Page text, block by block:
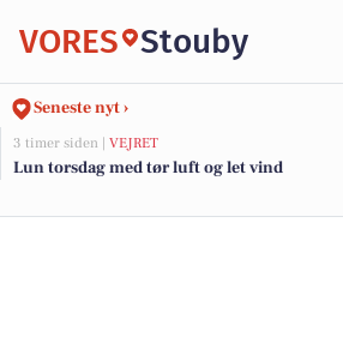
VORES Stouby
Seneste nyt ›
3 timer siden | VEJRET
Lun torsdag med tør luft og let vind